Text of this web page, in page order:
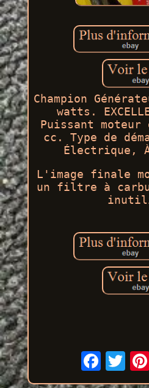
Champion
watts.
Puissant moteur
cc. Type de
Électrique,
L'image finale
un filtre à